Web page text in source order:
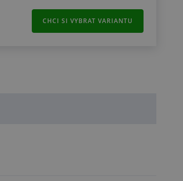
CHCI SI VYBRAT VARIANTU